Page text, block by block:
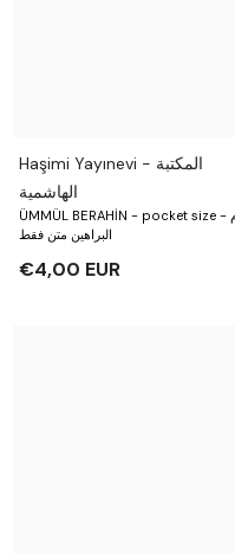
Haşimi Yayınevi - المكتبة
الهاشمية
ÜMMÜL BERAHİN - pocket size - أم
البراهين متن فقط
€4,00 EUR